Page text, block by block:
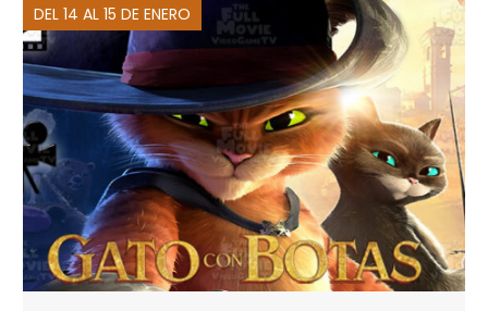
DEL 14 AL 15 DE ENERO